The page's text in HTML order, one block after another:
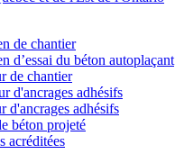
de chantier
d’essai du béton autoplaçant
de chantier
d'ancrages adhésifs
d'ancrages adhésifs
béton projeté
acréditées